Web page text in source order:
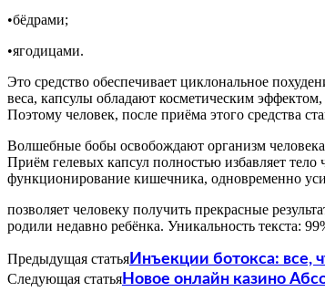
•бёдрами;
•ягодицами.
Это средство обеспечивает циклональное
веса, капсулы обладают косметическим
Поэтому человек, после приёма этого средства
Волшебные бобы освобождают организм
Приём гелевых капсул полностью избавляет
функционирование кишечника, одновременно
позволяет человеку получить прекрасные
родили недавно ребёнка. Уникальность текста:
Предыдущая статьяИнъекции ботокса: все,
Следующая статьяНовое онлайн казино